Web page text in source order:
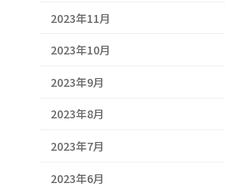
2023年11月
2023年10月
2023年9月
2023年8月
2023年7月
2023年6月